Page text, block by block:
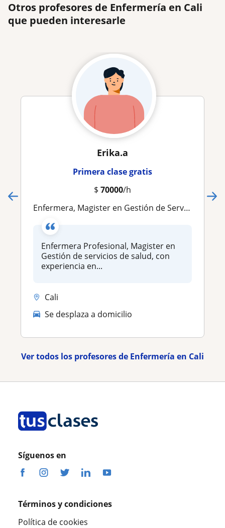
Otros profesores de Enfermería en Cali
que pueden interesarle
Erika.a
Primera clase gratis
$ 70000/h
Enfermera, Magister en Gestión de Servicios de Salud. Doy clases en Educación Sexual, Salud Publica, promoción y prevención
Enfermera Profesional, Magister en
Gestión de servicios de salud, con
experiencia en...
Cali
Se desplaza a domicilio
Ver todos los profesores de Enfermería en Cali
Síguenos en
Términos y condiciones
Política de cookies